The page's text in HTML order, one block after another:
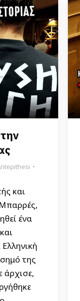
και
ένα
της
άρχισε,